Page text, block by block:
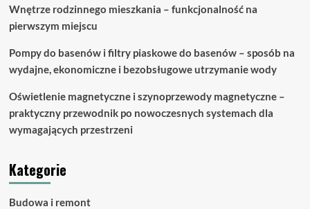
Wnętrze rodzinnego mieszkania – funkcjonalność na
pierwszym miejscu
Pompy do basenów i filtry piaskowe do basenów – sposób na
wydajne, ekonomiczne i bezobsługowe utrzymanie wody
Oświetlenie magnetyczne i szynoprzewody magnetyczne –
praktyczny przewodnik po nowoczesnych systemach dla
wymagających przestrzeni
Kategorie
Budowa i remont